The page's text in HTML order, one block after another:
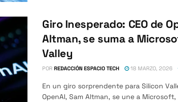
Giro Inesperado: CEO de
Altman, se suma a
Valley
POR REDACCIÓN ESPACIO TECH 18 MARZO, 2026
En un giro sorprendente para Silicon
OpenAI, Sam Altman, se une a